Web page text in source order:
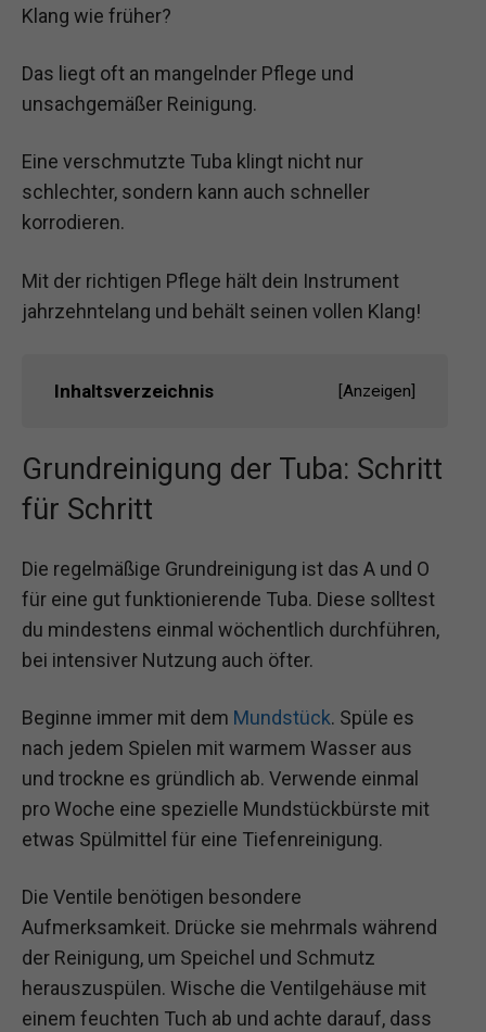
Klang wie früher?
Das liegt oft an mangelnder Pflege und
unsachgemäßer Reinigung.
Eine verschmutzte Tuba klingt nicht nur
schlechter, sondern kann auch schneller
korrodieren.
Mit der richtigen Pflege hält dein Instrument
jahrzehntelang und behält seinen vollen Klang!
Inhaltsverzeichnis [Anzeigen]
Grundreinigung der Tuba: Schritt
für Schritt
Die regelmäßige Grundreinigung ist das A und O
für eine gut funktionierende Tuba. Diese solltest
du mindestens einmal wöchentlich durchführen,
bei intensiver Nutzung auch öfter.
Beginne immer mit dem Mundstück. Spüle es
nach jedem Spielen mit warmem Wasser aus
und trockne es gründlich ab. Verwende einmal
pro Woche eine spezielle Mundstückbürste mit
etwas Spülmittel für eine Tiefenreinigung.
Die Ventile benötigen besondere
Aufmerksamkeit. Drücke sie mehrmals während
der Reinigung, um Speichel und Schmutz
herauszuspülen. Wische die Ventilgehäuse mit
einem feuchten Tuch ab und achte darauf, dass